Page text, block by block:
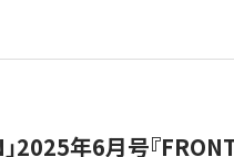
2025年6月号『